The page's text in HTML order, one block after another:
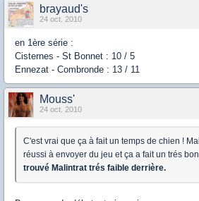
brayaud's
24 oct. 2010
en 1ère série :
Cisternes - St Bonnet : 10 / 5
Ennezat - Combronde : 13 / 11
Mouss'
24 oct. 2010
C'est vrai que ça à fait un temps de chien !
réussi à envoyer du jeu et ça a fait un trés
trouvé Malintrat trés faible derrière.